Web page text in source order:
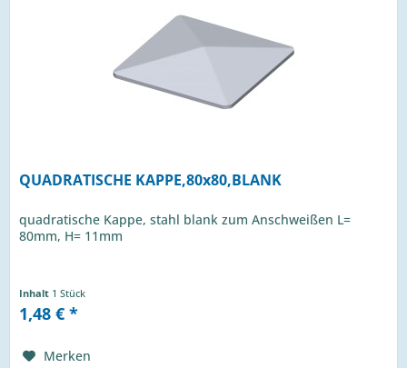
QUADRATISCHE KAPPE,80x80,BLANK
quadratische Kappe, stahl blank zum Anschweißen L=
80mm, H= 11mm
Inhalt 1 Stück
1,48 € *
Merken